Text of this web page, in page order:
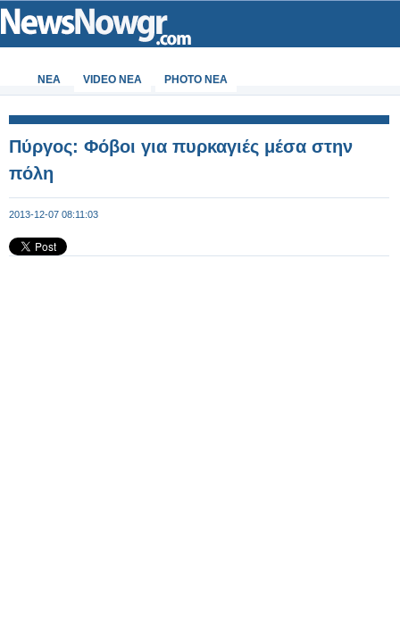
ΝΕΑ VIDEO NEA PHOTO NEA
Πύργος: Φόβοι για πυρκαγιές μέσα στην
πόλη
2013-12-07 08:11:03